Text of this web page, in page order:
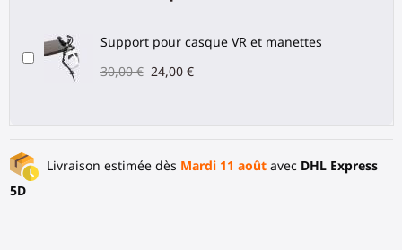
Support pour casque VR et manettes
30,00 € 24,00 €
Livraison estimée dès Mardi 11 aoûtavec DHL Express
5D